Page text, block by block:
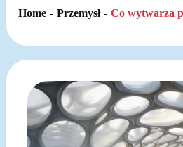
Home Przemysł Co wytwarza